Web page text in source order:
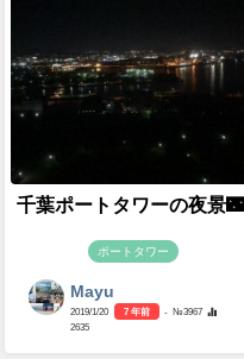
千葉ポートタワーの夜景🌃
ポートタワー
Mayu
2019/1/20 7 年前
- №3967
2635